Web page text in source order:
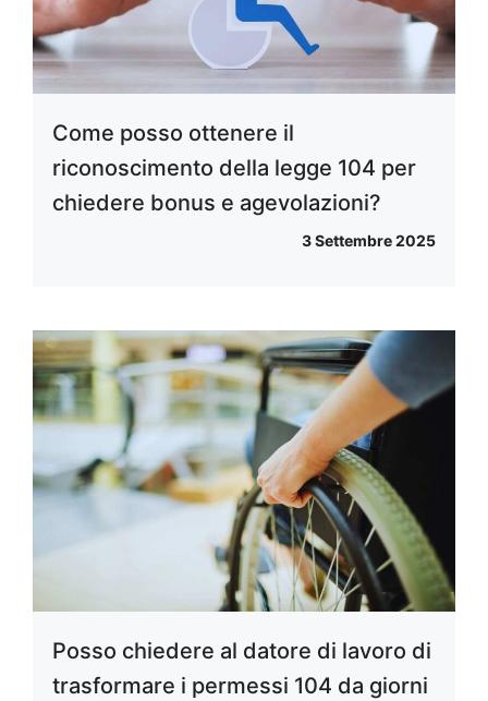
Come posso ottenere il
riconoscimento della legge 104 per
chiedere bonus e agevolazioni?
3 Settembre 2025
Posso chiedere al datore di lavoro di
trasformare i permessi 104 da giorni